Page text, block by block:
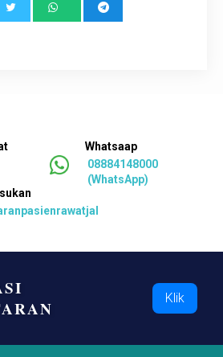
Whatsaap
08884148000
(WhatsApp)
Klik